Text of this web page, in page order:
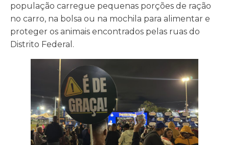
população carregue pequenas porções de ração
no carro, na bolsa ou na mochila para alimentar e
proteger os animais encontrados pelas ruas do
Distrito Federal.